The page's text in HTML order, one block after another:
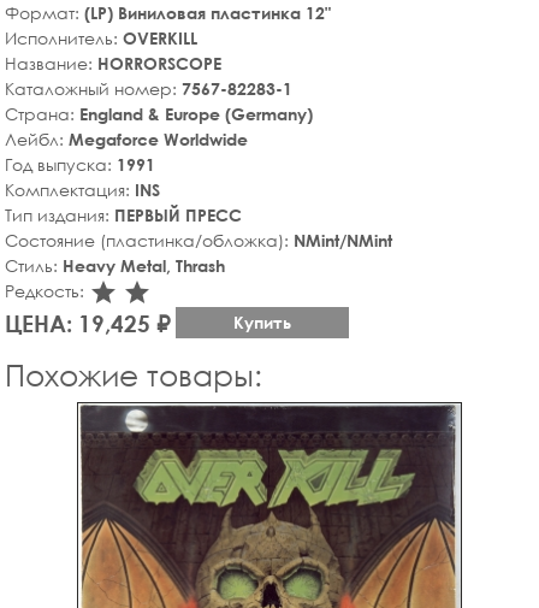
Формат: (LP) Виниловая пластинка 12"
Исполнитель: OVERKILL
Название: HORRORSCOPE
Каталожный номер: 7567-82283-1
Страна: England & Europe (Germany)
Лейбл: Megaforce Worldwide
Год выпуска: 1991
Комплектация: INS
Тип издания: ПЕРВЫЙ ПРЕСС
Состояние (пластинка/обложка): NMint/NMint
Стиль: Heavy Metal, Thrash
Редкость: star_rate
star_rate
ЦЕНА: 19,425 ₽ Купить
Похожие товары: